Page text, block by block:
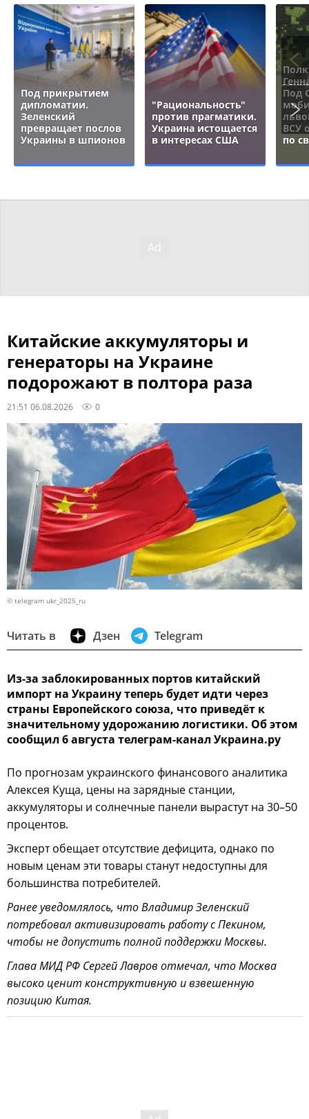
Под прикрытием
дипломатии.
Зеленский
превращает послов
Украины в шпионов
"Рациональность"
против прагматики.
Украина истощается
в интересах США
Под
ВСУ
по
Китайские аккумуляторы и
генераторы на Украине
подорожают в полтора раза
21:51 06.08.2026 0
© telegram ukr_2025_ru
Читать в Дзен Telegram
Из-за заблокированных портов китайский
импорт на Украину теперь будет идти через
страны Европейского союза, что приведёт к
значительному удорожанию логистики. Об этом
сообщил 6 августа телеграм-канал Украина.ру
По прогнозам украинского финансового аналитика
Алексея Куща, цены на зарядные станции,
аккумуляторы и солнечные панели вырастут на 30–50
процентов.
Эксперт обещает отсутствие дефицита, однако по
новым ценам эти товары станут недоступны для
большинства потребителей.
Ранее уведомлялось, что Владимир Зеленский
потребовал активизировать работу с Пекином,
чтобы не допустить полной поддержки Москвы.
Глава МИД РФ Сергей Лавров отмечал, что Москва
высоко ценит конструктивную и взвешенную
позицию Китая.